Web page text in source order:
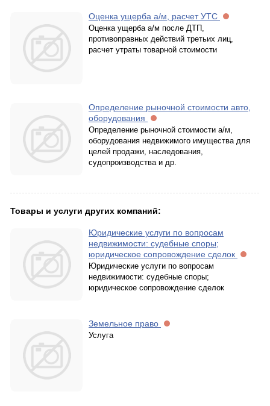
Оценка ущерба а/м, расчет УТС
Оценка ущерба а/м после ДТП,
противоправных действий третьих лиц,
расчет утраты товарной стоимости
Определение рыночной стоимости авто,
оборудования
Определение рыночной стоимости а/м,
оборудования недвижимого имущества для
целей продажи, наследования,
судопроизводства и др.
Товары и услуги других компаний:
Юридические услуги по вопросам
недвижимости: судебные споры;
юридическое сопровождение сделок
Юридические услуги по вопросам
недвижимости: судебные споры;
юридическое сопровождение сделок
Земельное право
Услуга